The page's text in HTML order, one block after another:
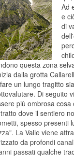
Ad
e
di
questa zona
dalla grotta
un lungo tragitto
Di seguito
più ombrosa
dove il sentiero
spesso
La Valle viene
da profondi
passati qualche